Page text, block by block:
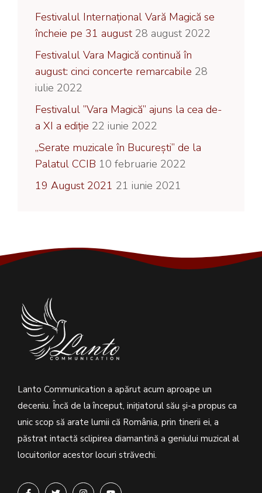
Festivalul Internațional Vară Magică se
încheie pe 31 august 28 august 2022
Festivalul Vara Magică continuă în
august: cinci concerte remarcabile 28
iulie 2022
Festivalul ”Vara Magică” ajuns la cea de-
a XI a ediție 22 iunie 2022
„Serate muzicale în București” de la
Palatul CCIB 10 februarie 2022
19 August 2021 21 iunie 2021
Lanto Communication a apărut acum aproape un
deceniu. Încă de la început, inițiatorul său şi-a propus ca
unic scop să arate lumii că România, prin tinerii ei, a
păstrat intactă sclipirea diamantină a geniului muzical al
locuitorilor acestor locuri străvechi.